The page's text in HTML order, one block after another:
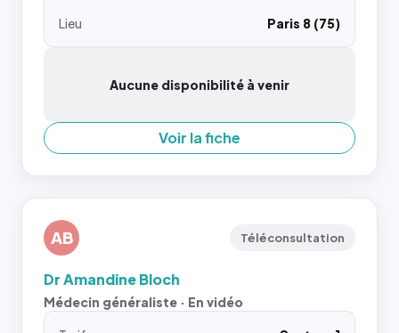
Lieu
Paris 8 (75)
Aucune disponibilité à venir
Voir la fiche
AB Téléconsultation
Dr Amandine Bloch
Médecin généraliste · En vidéo